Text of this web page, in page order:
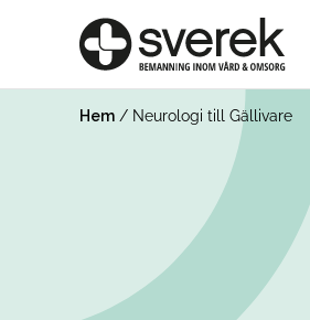
Hem / Neurologi till Gällivare